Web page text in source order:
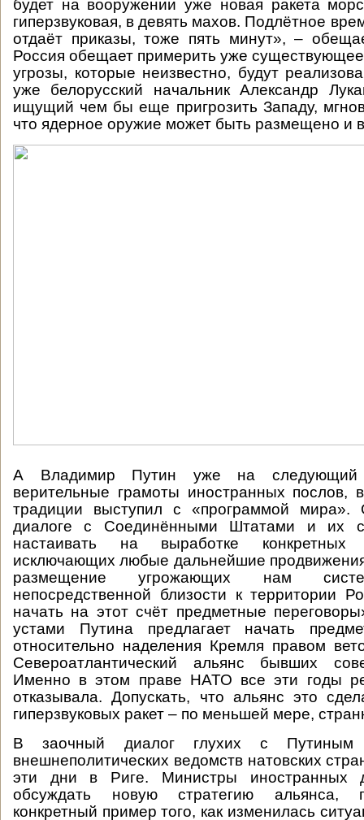
будет на вооружении уже новая ракета
гиперзвуковая, в девять махов. Подлётное
отдаёт приказы, тоже пять минут», –
Россия обещает примерить уже
угрозы, которые неизвестно, будут
уже белорусский начальник Александр
ищущий чем бы еще пригрозить Западу,
что ядерное оружие может быть размещено и
А Владимир Путин уже на следующий
верительные грамоты иностранных послов,
традиции выступил с «программой
диалоге с Соединёнными Штатами и их
настаивать на выработке конкретных
исключающих любые дальнейшие
размещение угрожающих нам
непосредственной близости к территории
начать на этот счёт предметные
устами Путина предлагает начать
относительно наделения Кремля правом
Североатлантический альянс бывших
Именно в этом праве НАТО все эти годы
отказывала. Допускать, что альянс это
гиперзвуковых ракет – по меньшей мере,
В заочный диалог глухих с Путиным
внешнеполитических ведомств натовских
эти дни в Риге. Министры иностранных
обсуждать новую стратегию альянса,
конкретный пример того, как изменилась